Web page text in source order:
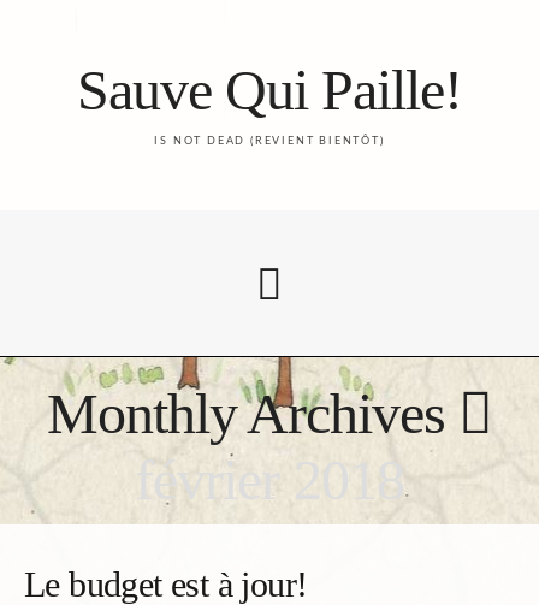
Sauve Qui Paille!
IS NOT DEAD (REVIENT BIENTÔT)
Accueil
Le Blog
Planning
Monthly Archives
février 2018
Le budget est à jour!